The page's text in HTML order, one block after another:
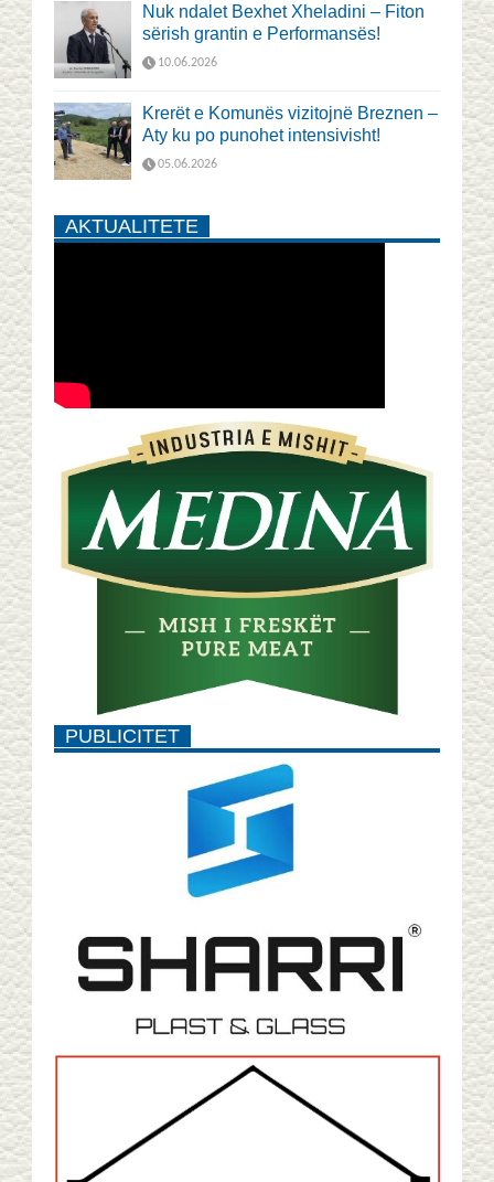
Nuk ndalet Bexhet Xheladini – Fiton
sërish grantin e Performansës!
10.06.2026
Krerët e Komunës vizitojnë Breznen –
Aty ku po punohet intensivisht!
05.06.2026
AKTUALITETE
PUBLICITET